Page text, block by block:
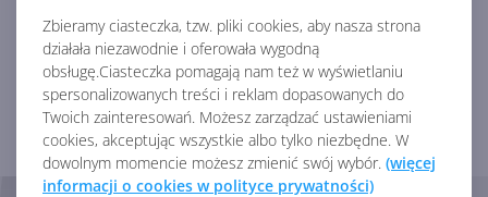
Zbieramy ciasteczka, tzw. pliki cookies, aby nasza strona
działała niezawodnie i oferowała wygodną
obsługę.Ciasteczka pomagają nam też w wyświetlaniu
spersonalizowanych treści i reklam dopasowanych do
Twoich zainteresowań. Możesz zarządzać ustawieniami
cookies, akceptując wszystkie albo tylko niezbędne. W
dowolnym momencie możesz zmienić swój wybór. (więcej
informacji o cookies w polityce prywatności)
Kod producenta: DG7GMGF0PN45
Zobacz porównanie z innymi pakietami